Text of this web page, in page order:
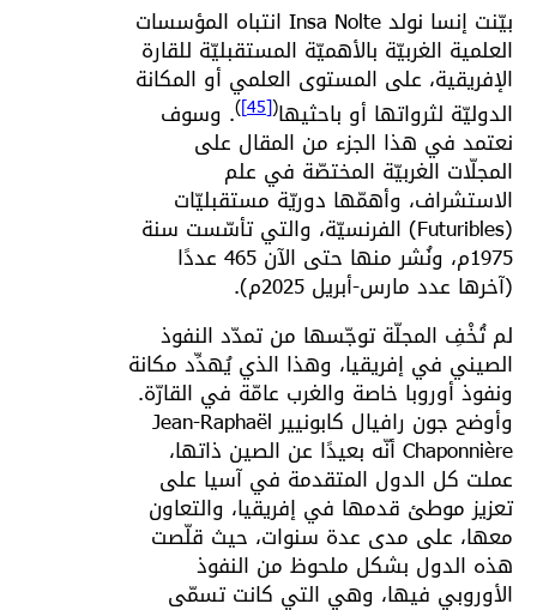
بيّنت إنسا نولد Insa Nolte انتباه المؤسسات
العلمية الغربيّة بالأهميّة المستقبليّة للقارة
الإفريقية، على المستوى العلمي أو المكانة
الدوليّة لثرواتها أو باحثيها(
[45]
). وسوف
نعتمد في هذا الجزء من المقال على
المجلّات الغربيّة المختصّة في علم
الاستشراف، وأهمّها دوريّة مستقبليّات
(Futuribles) الفرنسيّة، والتي تأسّست سنة
1975م، ونُشر منها حتى الآن 465 عددًا
(آخرها عدد مارس-أبريل 2025م).
لم تُخْفِ المجلّة توجّسها من تمدّد النفوذ
الصيني في إفريقيا، وهذا الذي يُهدِّد مكانة
ونفوذ أوروبا خاصة والغرب عامّة في القارّة.
وأوضح جون رافيال كابونيير Jean-Raphaël
Chaponnière أنّه بعيدًا عن الصين ذاتها،
عملت كل الدول المتقدمة في آسيا على
تعزيز موطئ قدمها في إفريقيا، والتعاون
معها، على مدى عدة سنوات، حيث قلّصت
هذه الدول بشكل ملحوظ من النفوذ
الأوروبي فيها، وهي التي كانت تسمّى